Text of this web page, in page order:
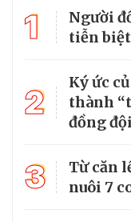
1
Người
tiễn biệt
2
Ký ức
thành
đồng đội
3
Từ căn
nuôi 7